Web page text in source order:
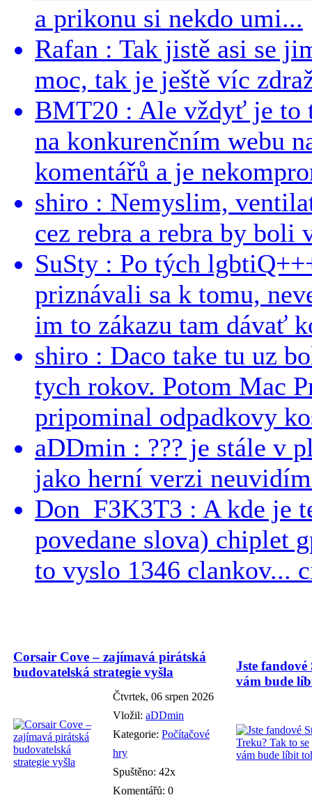
a prikonu si nekdo umi...
Rafan : Tak jistě asi se
moc, tak je ještě víc
BMT20 : Ale vždyť je to
na konkurenčním webu
komentářů a je
shiro : Nemyslim,
cez rebra a rebra by boli
SuSty : Po tých
priznávali sa k tomu,
im to zákazu tam dávať
shiro : Daco take tu uz
tych rokov. Potom Mac
pripominal odpadkovy
aDDmin : ??? je stále v
jako herní verzi
Don_F3K3T3 : A kde je
povedane slova) chiplet
to vyslo 1346 clankov...
Corsair Cove – zajímavá pirátská
budovatelská strategie vyšla
Čtvrtek, 06 srpen 2026
Vložil: aDDmin
Kategorie: Počítačové
hry
Spuštěno: 42x
Komentářů: 0
Jste
vám bude